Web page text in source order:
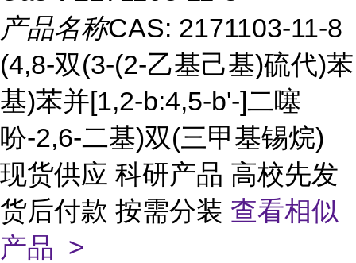
产品名称CAS: 2171103-11-8
(4,8-双(3-(2-乙基己基)硫代)苯
基)苯并[1,2-b:4,5-b'-]二噻
吩-2,6-二基)双(三甲基锡烷)
现货供应 科研产品 高校先发
货后付款 按需分装 查看相似
产品 >